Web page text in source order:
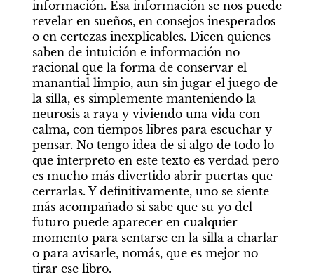
información. Esa información se nos puede
revelar en sueños, en consejos inesperados
o en certezas inexplicables. Dicen quienes
saben de intuición e información no
racional que la forma de conservar el
manantial limpio, aun sin jugar el juego de
la silla, es simplemente manteniendo la
neurosis a raya y viviendo una vida con
calma, con tiempos libres para escuchar y
pensar. No tengo idea de si algo de todo lo
que interpreto en este texto es verdad pero
es mucho más divertido abrir puertas que
cerrarlas. Y definitivamente, uno se siente
más acompañado si sabe que su yo del
futuro puede aparecer en cualquier
momento para sentarse en la silla a charlar
o para avisarle, nomás, que es mejor no
tirar ese libro.